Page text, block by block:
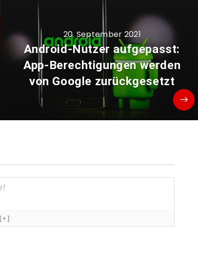
20. September 2021
Android-Nutzer aufgepasst:
App-Berechtigungen werden
von Google zurückgesetzt
[+]